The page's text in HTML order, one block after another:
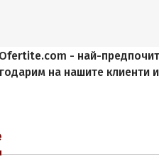
- най-
на нашите клиенти